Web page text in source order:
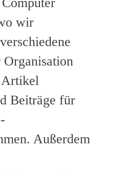
wir
Organisation
Beiträge für
Außerdem